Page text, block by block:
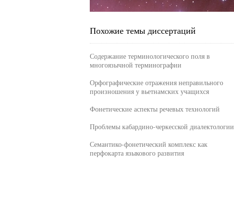
Похожие темы диссертаций
Содержание терминологического поля в
многоязычной терминографии
Орфографические отражения неправильного
произношения у вьетнамских учащихся
Фонетические аспекты речевых технологий
Проблемы кабардино-черкесской диалектологии
Семантико-фонетический комплекс как
перфокарта языкового развития